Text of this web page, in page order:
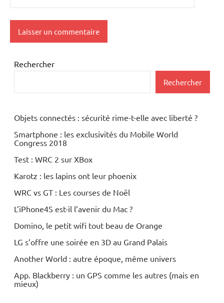
Rechercher
Rechercher
Objets connectés : sécurité rime-t-elle avec liberté ?
Smartphone : les exclusivités du Mobile World
Congress 2018
Test : WRC 2 sur XBox
Karotz : les lapins ont leur phoenix
WRC vs GT : Les courses de Noël
L’iPhone4S est-il l’avenir du Mac ?
Domino, le petit wifi tout beau de Orange
LG s’offre une soirée en 3D au Grand Palais
Another World : autre époque, même univers
App. Blackberry : un GPS comme les autres (mais en
mieux)